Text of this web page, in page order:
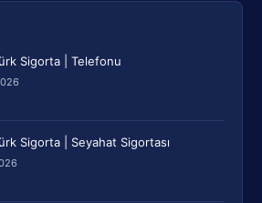
Sigorta | Telefonu
Sigorta | Seyahat Sigortası